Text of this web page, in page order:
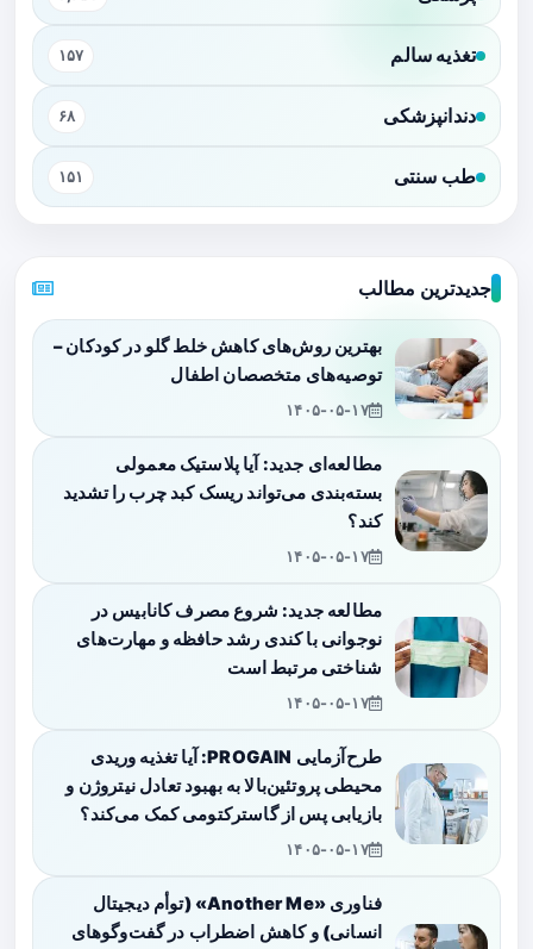
تغذیه سالم ۱۵۷
دندانپزشکی ۶۸
طب سنتی ۱۵۱
جدیدترین مطالب
بهترین روش‌های کاهش خلط گلو در کودکان –
توصیه‌های متخصصان اطفال
۱۴۰۵-۰۵-۱۷
مطالعه‌ای جدید: آیا پلاستیک معمولی
بسته‌بندی می‌تواند ریسک کبد چرب را تشدید
کند؟
۱۴۰۵-۰۵-۱۷
مطالعه جدید: شروع مصرف کانابیس در
نوجوانی با کندی رشد حافظه و مهارت‌های
شناختی مرتبط است
۱۴۰۵-۰۵-۱۷
طرح‌آزمایی PROGAIN: آیا تغذیه وریدی
محیطی پروتئین‌بالا به بهبود تعادل نیتروژن و
بازیابی پس از گاسترکتومی کمک می‌کند؟
۱۴۰۵-۰۵-۱۷
فناوری «Another Me» (توأم دیجیتال
انسانی) و کاهش اضطراب در گفت‌وگوهای